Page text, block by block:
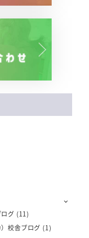
グ (11)
校舎ブログ (1)